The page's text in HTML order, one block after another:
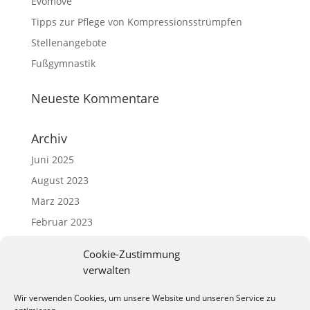
Cookie-Zustimmung
verwalten
Wir verwenden Cookies, um unsere Website und unseren Service zu
Tipps zur Pflege von Kompressionsstrümpfen
Stellenangebote
Fußgymnastik
Neueste Kommentare
Archiv
Juni 2025
August 2023
März 2023
Februar 2023
Kategorien
Uncategorized